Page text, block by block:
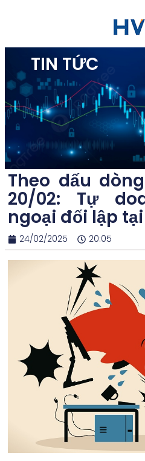
TIN TỨC
Theo dấu
20/02: Tự
ngoại đối lập
24/02/2025 20:05